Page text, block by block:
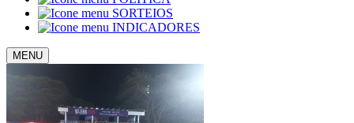
SORTEIOS
INDICADORES
MENU